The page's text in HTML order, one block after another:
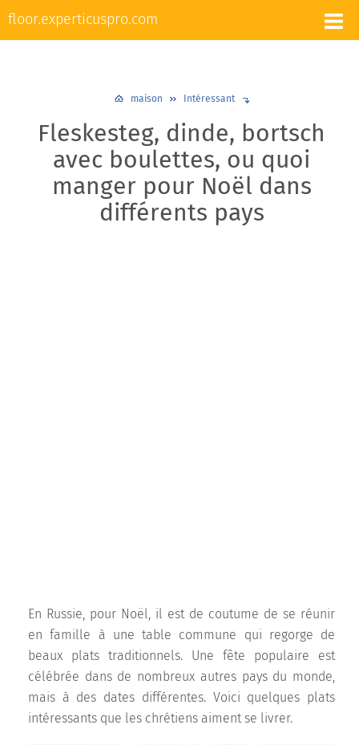
floor.experticuspro.com
L'appareil et la réparation des sols
Plancher chaud Plinthes Design et décoration
maison Intéressant
Fleskesteg, dinde, bortsch
avec boulettes, ou quoi
manger pour Noël dans
différents pays
En Russie, pour Noël, il est de coutume de se réunir
en famille à une table commune qui regorge de
beaux plats traditionnels. Une fête populaire est
célébrée dans de nombreux autres pays du monde,
mais à des dates différentes. Voici quelques plats
intéressants que les chrétiens aiment se livrer.